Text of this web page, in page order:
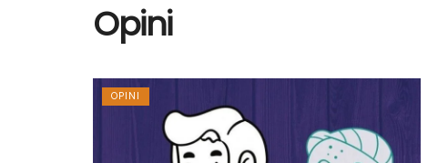
Opini
OPINI